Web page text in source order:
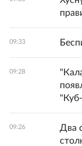
09:33
09:28
09:26
Два